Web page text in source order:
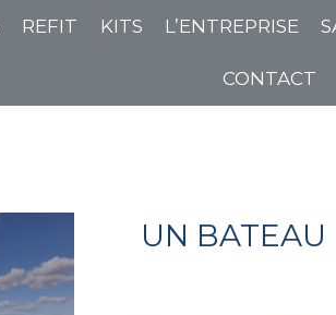
REFIT KITS L’ENTREPRISE
CONTACT
UN BATEAU